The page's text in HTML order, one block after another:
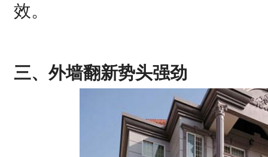
效。
三、外墙翻新势头强劲